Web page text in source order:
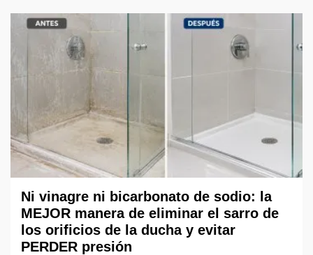
Ni vinagre ni bicarbonato de sodio: la
MEJOR manera de eliminar el sarro de
los orificios de la ducha y evitar
PERDER presión